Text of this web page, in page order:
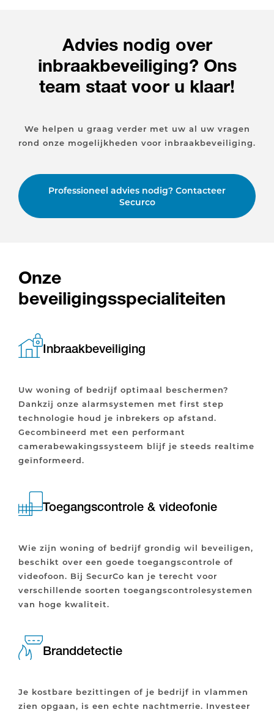
Advies nodig over
inbraakbeveiliging? Ons
team staat voor u klaar!
We helpen u graag verder met uw al uw vragen
rond onze mogelijkheden voor inbraakbeveiliging.
Professioneel advies nodig? Contacteer
Securco
Onze
beveiligingsspecialiteiten
Inbraakbeveiliging
Uw woning of bedrijf optimaal beschermen?
Dankzij onze alarmsystemen met first step
technologie houd je inbrekers op afstand.
Gecombineerd met een performant
camerabewakingssysteem blijf je steeds realtime
geïnformeerd.
Toegangscontrole & videofonie
Wie zijn woning of bedrijf grondig wil beveiligen,
beschikt over een goede toegangscontrole of
videofoon. Bij SecurCo kan je terecht voor
verschillende soorten toegangscontrolesystemen
van hoge kwaliteit.
Branddetectie
Je kostbare bezittingen of je bedrijf in vlammen
zien opgaan, is een echte nachtmerrie. Investeer